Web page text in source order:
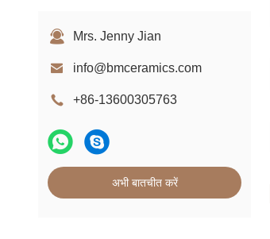
Mrs. Jenny Jian
info@bmceramics.com
+86-13600305763
अभी बातचीत करें